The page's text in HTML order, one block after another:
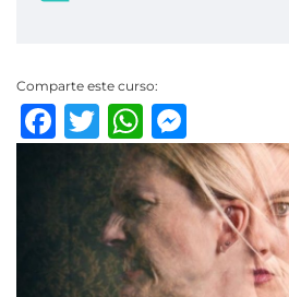
Comparte este curso:
Facebook
TwitterWhatsApp